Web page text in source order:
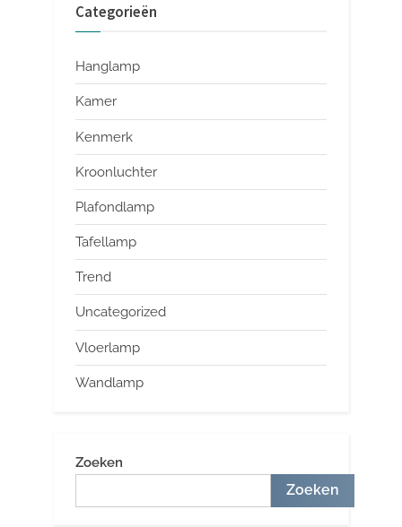
Categorieën
Hanglamp
Kamer
Kenmerk
Kroonluchter
Plafondlamp
Tafellamp
Trend
Uncategorized
Vloerlamp
Wandlamp
Zoeken
Zoeken